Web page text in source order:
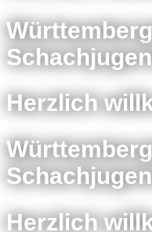
Herzlich
Herzlich